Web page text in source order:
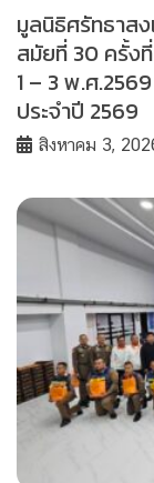
มูลนิธิศรัทธาสง
สมัยที่ 30 ครั้ง
1 – 3 พ.ศ
ประจำปี 2569
สิงหาคม 3,